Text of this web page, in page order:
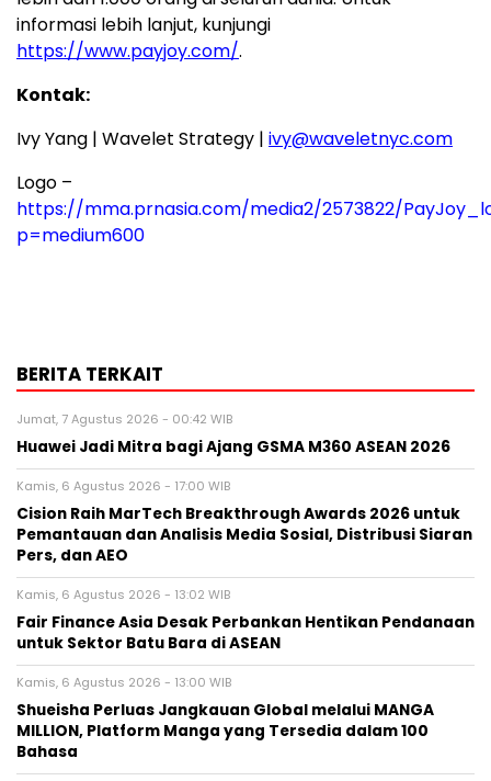
informasi lebih lanjut, kunjungi
https://www.payjoy.com/.
Kontak:
Ivy Yang | Wavelet Strategy | ivy@waveletnyc.com
Logo –
https://mma.prnasia.com/media2/2573822/
p=medium600
BERITA TERKAIT
Jumat, 7 Agustus 2026 - 00:42 WIB
Huawei Jadi Mitra bagi Ajang GSMA M360 ASEAN 2026
Kamis, 6 Agustus 2026 - 17:00 WIB
Cision Raih MarTech Breakthrough Awards 2026 untuk
Pemantauan dan Analisis Media Sosial, Distribusi Siaran
Pers, dan AEO
Kamis, 6 Agustus 2026 - 13:02 WIB
Fair Finance Asia Desak Perbankan Hentikan Pendanaan
untuk Sektor Batu Bara di ASEAN
Kamis, 6 Agustus 2026 - 13:00 WIB
Shueisha Perluas Jangkauan Global melalui MANGA
MILLION, Platform Manga yang Tersedia dalam 100
Bahasa